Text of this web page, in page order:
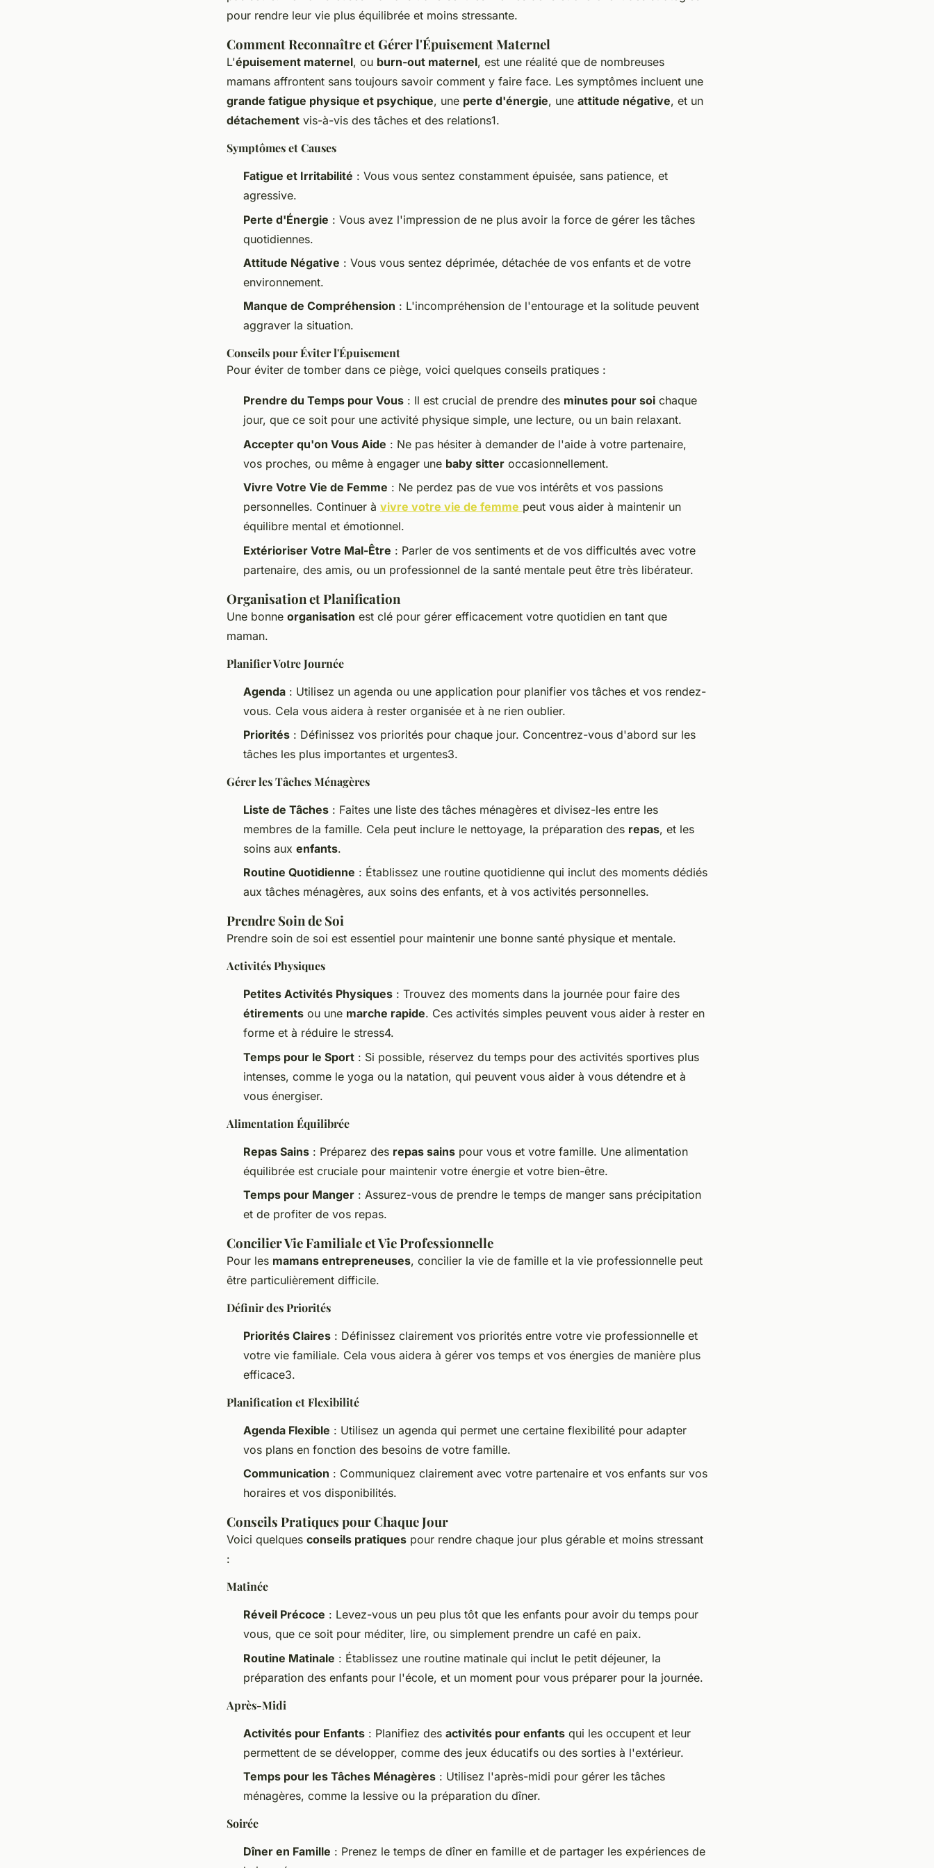
pour rendre leur vie plus équilibrée et moins stressante.
Comment Reconnaître et Gérer l'Épuisement Maternel
L'épuisement maternel, ou burn-out maternel, est une réalité que de nombreuses
mamans affrontent sans toujours savoir comment y faire face. Les symptômes incluent une
grande fatigue physique et psychique, une perte d'énergie, une attitude négative, et un
détachement vis-à-vis des tâches et des relations1.
Symptômes et Causes
Fatigue et Irritabilité : Vous vous sentez constamment épuisée, sans patience, et
agressive.
Perte d'Énergie : Vous avez l'impression de ne plus avoir la force de gérer les tâches
quotidiennes.
Attitude Négative : Vous vous sentez déprimée, détachée de vos enfants et de votre
environnement.
Manque de Compréhension : L'incompréhension de l'entourage et la solitude peuvent
aggraver la situation.
Conseils pour Éviter l'Épuisement
Pour éviter de tomber dans ce piège, voici quelques conseils pratiques :
Prendre du Temps pour Vous : Il est crucial de prendre des minutes pour soi chaque
jour, que ce soit pour une activité physique simple, une lecture, ou un bain relaxant.
Accepter qu'on Vous Aide : Ne pas hésiter à demander de l'aide à votre partenaire,
vos proches, ou même à engager une baby sitter occasionnellement.
Vivre Votre Vie de Femme : Ne perdez pas de vue vos intérêts et vos passions
personnelles. Continuer à vivre votre vie de femme peut vous aider à maintenir un
équilibre mental et émotionnel.
Extérioriser Votre Mal-Être : Parler de vos sentiments et de vos difficultés avec votre
partenaire, des amis, ou un professionnel de la santé mentale peut être très libérateur.
Organisation et Planification
Une bonne organisation est clé pour gérer efficacement votre quotidien en tant que
maman.
Planifier Votre Journée
Agenda : Utilisez un agenda ou une application pour planifier vos tâches et vos rendez-
vous. Cela vous aidera à rester organisée et à ne rien oublier.
Priorités : Définissez vos priorités pour chaque jour. Concentrez-vous d'abord sur les
tâches les plus importantes et urgentes3.
Gérer les Tâches Ménagères
Liste de Tâches : Faites une liste des tâches ménagères et divisez-les entre les
membres de la famille. Cela peut inclure le nettoyage, la préparation des repas, et les
soins aux enfants.
Routine Quotidienne : Établissez une routine quotidienne qui inclut des moments dédiés
aux tâches ménagères, aux soins des enfants, et à vos activités personnelles.
Prendre Soin de Soi
Prendre soin de soi est essentiel pour maintenir une bonne santé physique et mentale.
Activités Physiques
Petites Activités Physiques : Trouvez des moments dans la journée pour faire des
étirements ou une marche rapide. Ces activités simples peuvent vous aider à rester en
forme et à réduire le stress4.
Temps pour le Sport : Si possible, réservez du temps pour des activités sportives plus
intenses, comme le yoga ou la natation, qui peuvent vous aider à vous détendre et à
vous énergiser.
Alimentation Équilibrée
Repas Sains : Préparez des repas sains pour vous et votre famille. Une alimentation
équilibrée est cruciale pour maintenir votre énergie et votre bien-être.
Temps pour Manger : Assurez-vous de prendre le temps de manger sans précipitation
et de profiter de vos repas.
Concilier Vie Familiale et Vie Professionnelle
Pour les mamans entrepreneuses, concilier la vie de famille et la vie professionnelle peut
être particulièrement difficile.
Définir des Priorités
Priorités Claires : Définissez clairement vos priorités entre votre vie professionnelle et
votre vie familiale. Cela vous aidera à gérer vos temps et vos énergies de manière plus
efficace3.
Planification et Flexibilité
Agenda Flexible : Utilisez un agenda qui permet une certaine flexibilité pour adapter
vos plans en fonction des besoins de votre famille.
Communication : Communiquez clairement avec votre partenaire et vos enfants sur vos
horaires et vos disponibilités.
Conseils Pratiques pour Chaque Jour
Voici quelques conseils pratiques pour rendre chaque jour plus gérable et moins stressant
:
Matinée
Réveil Précoce : Levez-vous un peu plus tôt que les enfants pour avoir du temps pour
vous, que ce soit pour méditer, lire, ou simplement prendre un café en paix.
Routine Matinale : Établissez une routine matinale qui inclut le petit déjeuner, la
préparation des enfants pour l'école, et un moment pour vous préparer pour la journée.
Après-Midi
Activités pour Enfants : Planifiez des activités pour enfants qui les occupent et leur
permettent de se développer, comme des jeux éducatifs ou des sorties à l'extérieur.
Temps pour les Tâches Ménagères : Utilisez l'après-midi pour gérer les tâches
ménagères, comme la lessive ou la préparation du dîner.
Soirée
Dîner en Famille : Prenez le temps de dîner en famille et de partager les expériences de